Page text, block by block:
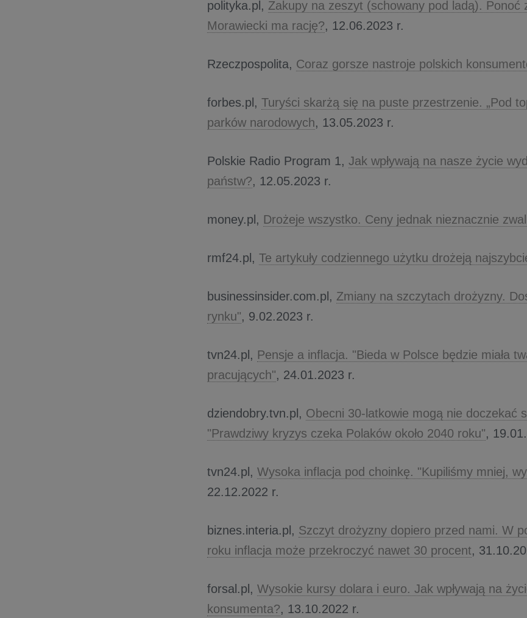
polityka.pl, Zakupy na zeszyt (schowany pod ladą). Ponoć
Morawiecki ma rację?, 12.06.2023 r.
Rzeczpospolita, Coraz gorsze nastroje polskich
forbes.pl, Turyści skarżą się na puste przestrzenie. „Pod
parków narodowych, 13.05.2023 r.
Polskie Radio Program 1, Jak wpływają na nasze życie
państw?, 12.05.2023 r.
money.pl, Drożeje wszystko. Ceny jednak nieznacznie
rmf24.pl, Te artykuły codziennego użytku drożeją
businessinsider.com.pl, Zmiany na szczytach drożyzny.
rynku", 9.02.2023 r.
tvn24.pl, Pensje a inflacja. "Bieda w Polsce będzie miała
pracujących", 24.01.2023 r.
dziendobry.tvn.pl, Obecni 30-latkowie mogą nie doczekać
"Prawdziwy kryzys czeka Polaków około 2040 roku",
tvn24.pl, Wysoka inflacja pod choinkę. "Kupiliśmy mniej,
22.12.2022 r.
biznes.interia.pl, Szczyt drożyzny dopiero przed nami. W
roku inflacja może przekroczyć nawet 30 procent,
forsal.pl, Wysokie kursy dolara i euro. Jak wpływają na
konsumenta?, 13.10.2022 r.